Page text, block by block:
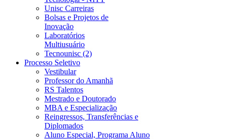
Unisc Carreiras
Bolsas e Projetos de
Inovação
Laboratórios
Multiusuário
Tecnounisc (2)
Processo Seletivo
Vestibular
Professor do Amanhã
RS Talentos
Mestrado e Doutorado
MBA e Especialização
Reingressos, Transferências e
Diplomados
Aluno Especial, Programa Aluno